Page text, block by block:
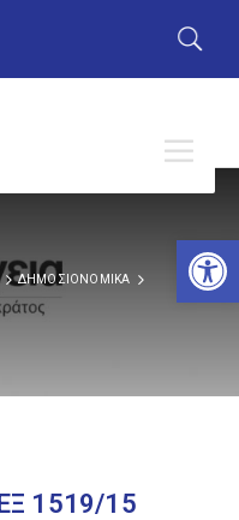
ΔΗΜΟΣΙΟΝΟΜΙΚΑ
1519/15